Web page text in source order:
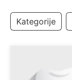
Kategorije